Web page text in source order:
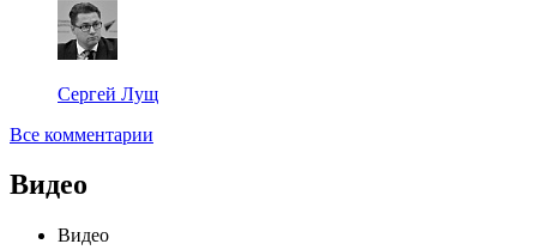
Сергей Лущ
Все комментарии
Видео
Видео